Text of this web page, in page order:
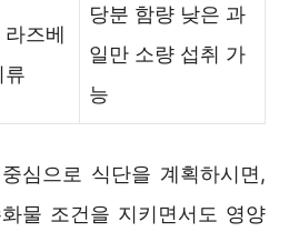
즈베
류
당분 함량 낮은 과
일만 소량 섭취 가
능
심으로 식단을 계획하시면,
물 조건을 지키면서도 영양